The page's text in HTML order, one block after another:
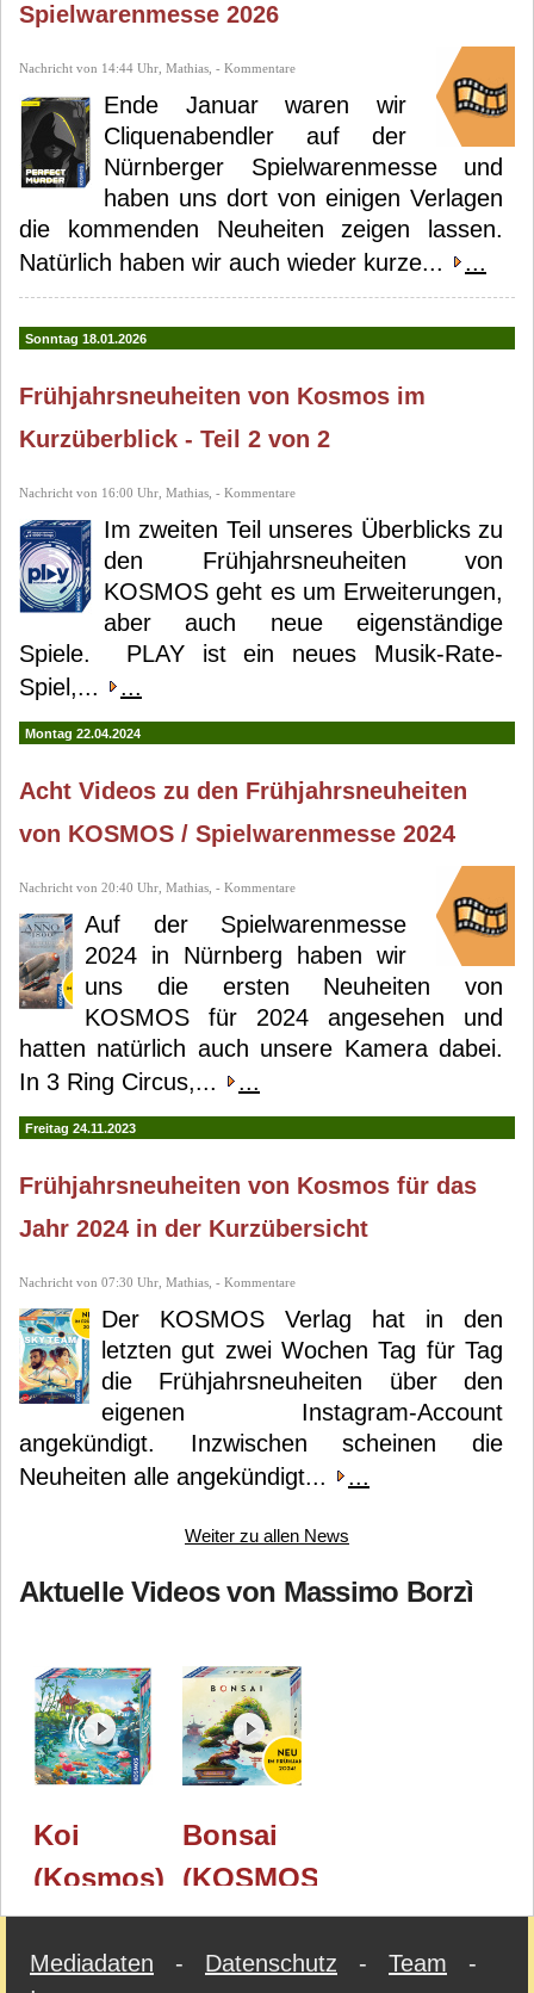
Spielwarenmesse 2026
Nachricht von 14:44 Uhr, Mathias, - Kommentare
Ende Januar waren wir
Cliquenabendler auf der
Nürnberger Spielwarenmesse und
haben uns dort von einigen Verlagen
die kommenden Neuheiten zeigen lassen.
Natürlich haben wir auch wieder kurze...
...
Sonntag 18.01.2026
Frühjahrsneuheiten von Kosmos im
Kurzüberblick - Teil 2 von 2
Nachricht von 16:00 Uhr, Mathias, - Kommentare
Im zweiten Teil unseres Überblicks zu
den Frühjahrsneuheiten von
KOSMOS geht es um Erweiterungen,
aber auch neue eigenständige
Spiele. PLAY ist ein neues Musik-Rate-
Spiel,...
...
Montag 22.04.2024
Acht Videos zu den Frühjahrsneuheiten
von KOSMOS / Spielwarenmesse 2024
Nachricht von 20:40 Uhr, Mathias, - Kommentare
Auf der Spielwarenmesse
2024 in Nürnberg haben wir
uns die ersten Neuheiten von
KOSMOS für 2024 angesehen und
hatten natürlich auch unsere Kamera dabei.
In 3 Ring Circus,...
...
Freitag 24.11.2023
Frühjahrsneuheiten von Kosmos für das
Jahr 2024 in der Kurzübersicht
Nachricht von 07:30 Uhr, Mathias, - Kommentare
Der KOSMOS Verlag hat in den
letzten gut zwei Wochen Tag für Tag
die Frühjahrsneuheiten über den
eigenen Instagram-Account
angekündigt. Inzwischen scheinen die
Neuheiten alle angekündigt...
...
Weiter zu allen News
Aktuelle Videos von Massimo Borzì
Koi
(Kosmos)
/
Spielwarenmesse
Bonsai
(KOSMOS)
/
Spielwarenmesse
Mediadaten - Datenschutz - Team -